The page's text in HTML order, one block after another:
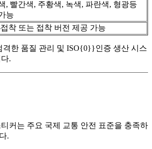
, 빨간색, 주황색, 녹색, 파란색, 형광등
능
착 또는 접착 버전 제공 가능
격한 품질 관리 및 ISO{0}}인증 생산 시스
.
커는 주요 국제 교통 안전 표준을 충족하
.